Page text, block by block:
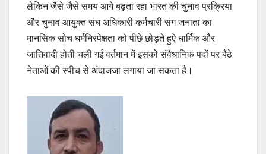
लेकिन जैसे जैसे समय आगे बढ़ता रहा भारत की चुनाव प्रक्रिया
और चुनाव आयुक्त संघ अधिकारी कर्मचारी संग जनाता का
मानसिक सोच धर्मनिरपेक्षता को पीछे छोड़ते हुऐ धार्मिक और
जातिवादी होती चली गई वर्तमान में इसको संवैधानिक पदों पर बैठे
नेताओं की स्पीच से अंदाजजा लगाया जा सकता है।